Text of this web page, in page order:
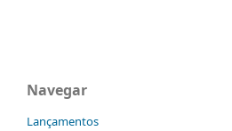
Navegar
Lançamentos